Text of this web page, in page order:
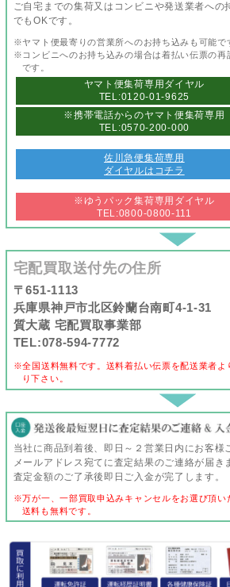
ご自宅までの集荷又はコンビニや発送業者への
でもOKです。
※ヤマト便最寄りの営業所へのお持ち込みも可能で
※コンビニへのお持ち込みの場合は着払い伝票の再
です。
ヤマト便集荷専用ダイヤル
TEL:0120-01-9625
※携帯電話からのヤマト便集荷専用
TEL:0570-200-000
佐川急便集荷専用
ダイヤルはコチラ
※ゆうパック集荷専用ダイヤル
TEL:0800-0800-111
宅配買取送付先の住所
〒651-1113
兵庫県神戸市北区鈴蘭台南町4-1-31
質大蔵 宅配買取事業部
TEL:078-594-7772
※全国送料無料です。送料着払い伝票を配送業者よ
り下さい。
当社に商品到着後、即日～２営業日内にお客様
メールアドレス宛てに査定結果のご連絡が届き
査定金額のご了承後即日ご入金が完了します。
※万が一、一部買取申込みキャンセルをお選び頂い
送料も無料です。